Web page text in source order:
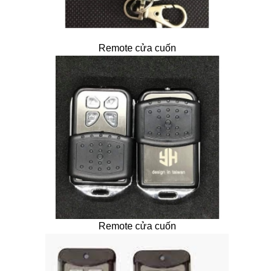
Remote cửa cuốn
Remote cửa cuốn